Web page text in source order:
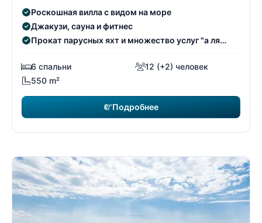
Роскошная вилла с видом на море
Джакузи, сауна и фитнес
Прокат парусных яхт и множество услуг "а ля
6 спальни
12 (+2) человек
550 m²
Подробнее